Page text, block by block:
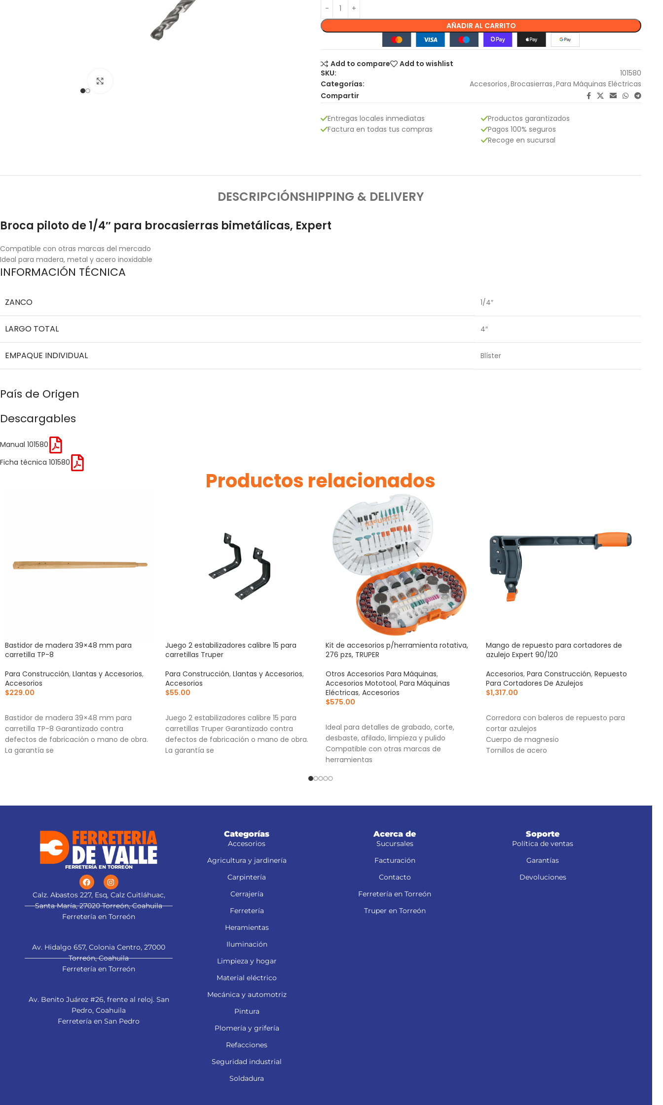
AÑADIR AL CARRITO
Add to compare
Add to wishlist
SKU:
101580
Categorías:
Accesorios,Brocasierras,Para Máquinas Eléctricas
Compartir
Entregas locales inmediatas
Factura en todas tus compras
Productos garantizados
Pagos 100% seguros
Recoge en sucursal
DESCRIPCIÓNSHIPPING & DELIVERY
Broca piloto de 1/4″ para brocasierras bimetálicas, Expert
Compatible con otras marcas del mercado
Ideal para madera, metal y acero inoxidable
INFORMACIÓN TÉCNICA
ZANCO 1/4″
LARGO TOTAL 4″
EMPAQUE INDIVIDUAL Blíster
País de Origen
Descargables
Manual 101580
Ficha técnica 101580
Productos relacionados
Bastidor de madera 39×48 mm para
carretilla TP-8
Para Construcción, Llantas y Accesorios,
Accesorios
$229.00
Bastidor de madera 39×48 mm para
carretilla TP-8 Garantizado contra
defectos de fabricación o mano de obra.
La garantía se
Juego 2 estabilizadores calibre 15 para
carretillas Truper
Para Construcción, Llantas y Accesorios,
Accesorios
$55.00
Juego 2 estabilizadores calibre 15 para
carretillas Truper Garantizado contra
defectos de fabricación o mano de obra.
La garantía se
Kit de accesorios p/herramienta rotativa,
276 pzs, TRUPER
Otros Accesorios Para Máquinas,
Accesorios Mototool, Para Máquinas
Eléctricas, Accesorios
$575.00
Ideal para detalles de grabado, corte,
desbaste, afilado, limpieza y pulido
Compatible con otras marcas de
herramientas
el almacenamiento de los accesorios
Mango de repuesto para cortadores de
azulejo Expert 90/120
Accesorios, Para Construcción, Repuesto
Para Cortadores De Azulejos
$1,317.00
Corredora con baleros de repuesto para
cortar azulejos
Cuerpo de magnesio
Tornillos de acero
FERRETERÍA EN TORREÓN
Calz. Abastos 227, Esq, Calz Cuitláhuac,
Santa María, 27020 Torreón, Coahuila
Ferretería en Torreón
Av. Hidalgo 657, Colonia Centro, 27000
Torreón, Coahuila
Ferretería en Torreón
Av. Benito Juárez #26, frente al reloj. San
Pedro, Coahuila
Ferretería en San Pedro
Categorías
Accesorios
Agricultura y jardinería
Carpintería
Cerrajería
Ferretería
Heramientas
Iluminación
Limpieza y hogar
Material eléctrico
Mecánica y automotriz
Pintura
Plomería y grifería
Refacciones
Seguridad industrial
Soldadura
Acerca de
Sucursales
Facturación
Contacto
Ferretería en Torreón
Truper en Torreón
Soporte
Política de ventas
Garantías
Devoluciones